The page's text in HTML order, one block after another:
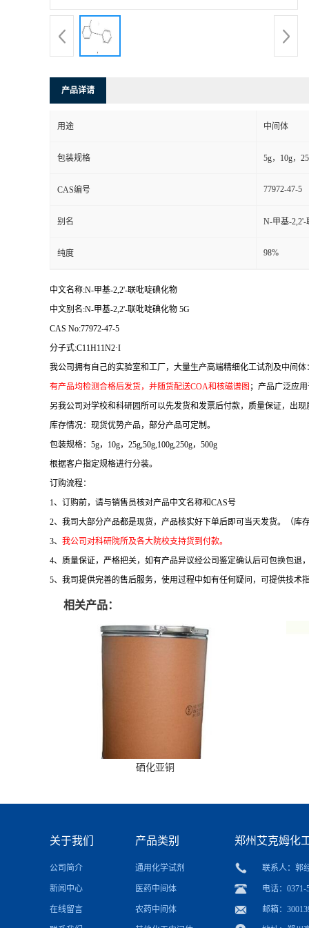
产品详请
用途 中间体
包装规格 5g，10g，
CAS编号 77972-47-5
别名 N-甲基-
纯度 98%
中文名称:N-甲基-2,2'-联吡啶碘化物
中文别名:N-甲基-2,2'-联吡啶碘化物 5G
CAS No:77972-47-5
分子式:C11H11N2·I
我公司拥有自己的实验室和工厂，大量生产高端精细化工试剂及中间体
有产品均检测合格后发货，并随货配送COA和核磁谱图 ；产品广泛应
另我公司对学校和科研园所可以先发货和发票后付款，质量保证，出
库存情况：现货优势产品，部分产品可定制。
包装规格：5g，10g，25g,50g,100g,250g，500g
根据客户指定规格进行分装。
订购流程：
1、订购前，请与销售员核对产品中文名称和CAS号
2、我司大部分产品都是现货，产品核实好下单后即可当天发货。（库
3、 我公司对科研院所及各大院校支持货到付款。
4、质量保证，严格把关，如有产品异议经公司鉴定确认后可包换包退
5、我司提供完善的售后服务，使用过程中如有任何疑问，可提供技术
相关产品：
硒化亚铜
关于我们
公司简介
新闻中心
在线留言
产品类别
通用化学试剂
医药中间体
农药中间体
郑州艾克姆化
联系人：郭
电话：0371-
邮箱：